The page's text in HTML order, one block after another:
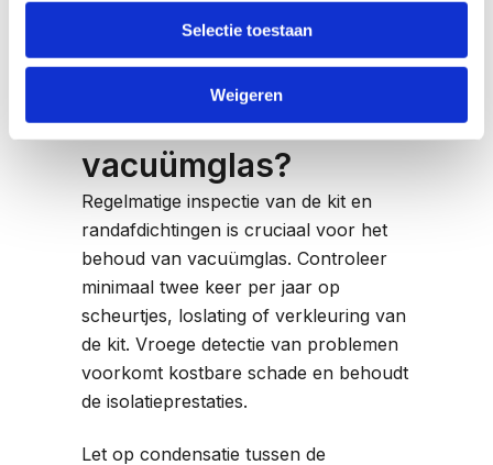
Selectie toestaan
Weigeren
onderhoudstips
verlengen de
levensduur van
vacuümglas?
Regelmatige inspectie van de kit en
randafdichtingen is cruciaal voor het
behoud van vacuümglas. Controleer
minimaal twee keer per jaar op
scheurtjes, loslating of verkleuring van
de kit. Vroege detectie van problemen
voorkomt kostbare schade en behoudt
de isolatieprestaties.
Let op condensatie tussen de